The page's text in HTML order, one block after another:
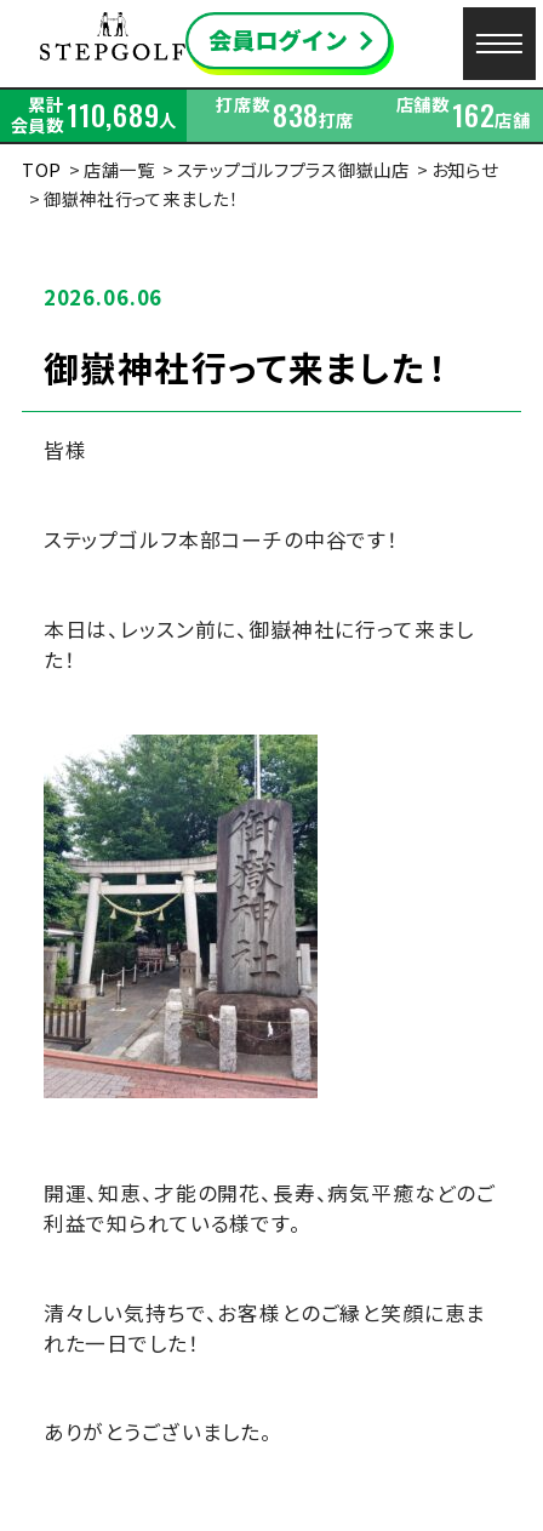
累計
会員数110,689人
打席数838打席
店舗数162店舗
TOP
店舗一覧 ステップゴルフプラス御嶽山店
お知らせ
御嶽神社行って来ました！
2026.06.06
御嶽神社行って来ました！
皆様
ステップゴルフ本部コーチの中谷です！
本日は、レッスン前に、御嶽神社に行って来まし
た！
開運、知恵、才能の開花、長寿、病気平癒などのご
利益で知られている様です。
清々しい気持ちで、お客様とのご縁と笑顔に恵ま
れた一日でした！
ありがとうございました。